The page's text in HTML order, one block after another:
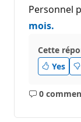
Personnel
mois.
Cette
Yes
0